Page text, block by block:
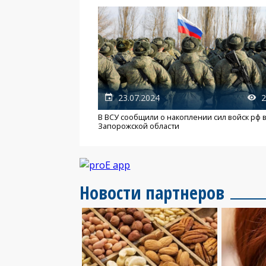
23.07.2024
В ВСУ сообщили о накоплении сил войск рф
Запорожской области
Новости партнеров